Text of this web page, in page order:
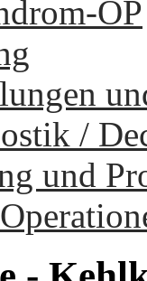
OP
/
und